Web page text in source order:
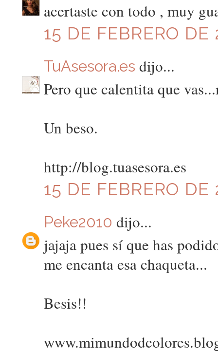
acertaste con todo , muy
15 DE FEBRERO DE
TuAsesora.es dijo...
Pero que calentita que
Un beso.
http://blog.tuasesora.es
15 DE FEBRERO
Peke2010 dijo...
jajaja pues sí que has
me encanta esa chaqueta...
Besis!!